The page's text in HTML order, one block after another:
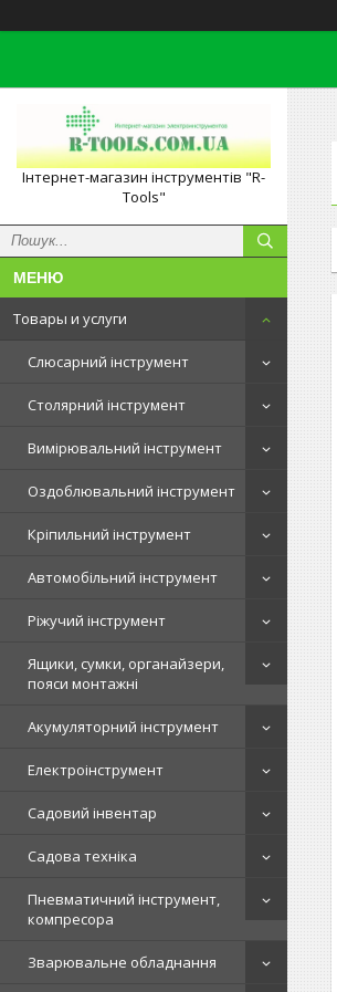
Інтернет-магазин інструментів "R-
Tools"
Товары и услуги
Слюсарний інструмент
Столярний інструмент
Вимірювальний інструмент
Оздоблювальний інструмент
Кріпильний інструмент
Автомобільний інструмент
Ріжучий інструмент
Ящики, сумки, органайзери,
пояси монтажні
Акумуляторний інструмент
Електроінструмент
Садовий інвентар
Садова техніка
Пневматичний інструмент,
компресора
Зварювальне обладнання